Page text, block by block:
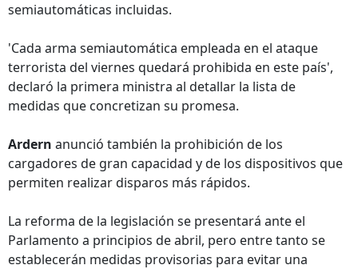
semiautomáticas incluidas.
'Cada arma semiautomática empleada en el ataque
terrorista del viernes quedará prohibida en este país',
declaró la primera ministra al detallar la lista de
medidas que concretizan su promesa.
Ardern anunció también la prohibición de los
cargadores de gran capacidad y de los dispositivos que
permiten realizar disparos más rápidos.
La reforma de la legislación se presentará ante el
Parlamento a principios de abril, pero entre tanto se
establecerán medidas provisorias para evitar una